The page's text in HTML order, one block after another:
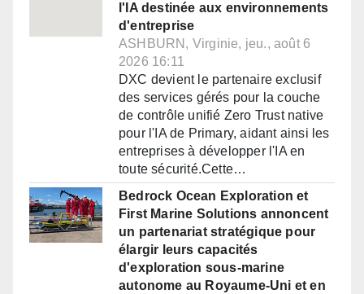
l'IA destinée aux environnements
d'entreprise
ASHBURN, Virginie, jeu., août 6
2026 16:11
DXC devient le partenaire exclusif
des services gérés pour la couche
de contrôle unifié Zero Trust native
pour l'IA de Primary, aidant ainsi les
entreprises à développer l'IA en
toute sécurité.Cette…
Bedrock Ocean Exploration et
First Marine Solutions annoncent
un partenariat stratégique pour
élargir leurs capacités
d'exploration sous-marine
autonome au Royaume-Uni et en